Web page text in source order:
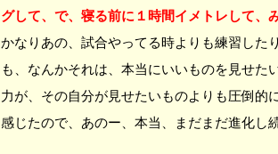
グして、で、寝る前に１時間イメトレして、
かなりあの、試合やってる時よりも練習した
も、なんかそれは、本当にいいものを見せた
力が、その自分が見せたいものよりも圧倒的
感じたので、あのー、本当、まだまだ進化し